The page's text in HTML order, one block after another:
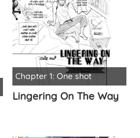
Chapter 1: One shot
Lingering On The Way